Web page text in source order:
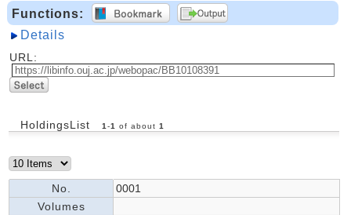
Functions:
Details
URL:
HoldingsList 1 -1 of about 1
No.
0001
Volumes